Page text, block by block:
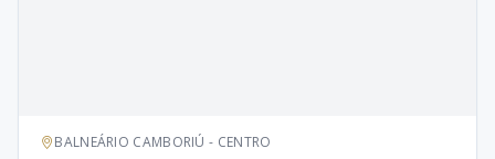
BALNEÁRIO CAMBORIÚ - CENTRO